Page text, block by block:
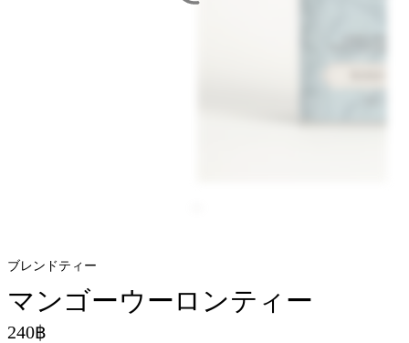
ブレンドティー
マンゴーウーロンティー
240฿